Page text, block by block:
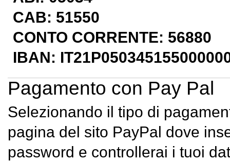
CAB: 51550
CONTO CORRENTE: 56880
IBAN:
Pagamento con Pay Pal
Selezionando il tipo di
pagina del sito PayPal dove
password e controllerai i tuoi